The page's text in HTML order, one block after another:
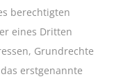
berechtigten
eines Dritten
Grundrechte
erstgenannte